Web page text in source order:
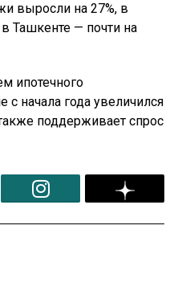
выросли на 27%, в
Ташкенте — почти на
ипотечного
с начала года увеличился
поддерживает спрос